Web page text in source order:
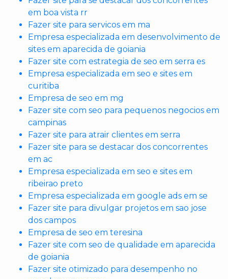
em boa vista rr
Fazer site para servicos em ma
Empresa especializada em desenvolvimento de
sites em aparecida de goiania
Fazer site com estrategia de seo em serra es
Empresa especializada em seo e sites em
curitiba
Empresa de seo em mg
Fazer site com seo para pequenos negocios em
campinas
Fazer site para atrair clientes em serra
Fazer site para se destacar dos concorrentes
em ac
Empresa especializada em seo e sites em
ribeirao preto
Empresa especializada em google ads em se
Fazer site para divulgar projetos em sao jose
dos campos
Empresa de seo em teresina
Fazer site com seo de qualidade em aparecida
de goiania
Fazer site otimizado para desempenho no